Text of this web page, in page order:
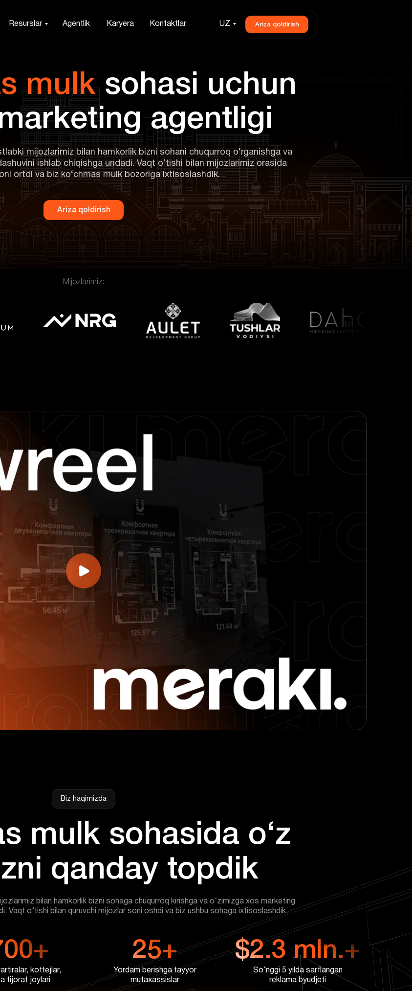
Resurslar Agentlik Karyera Kontaktlar UZ Ariza qoldirish
mijozlarimiz bilan hamkorlik bizni sohani chuqurroq o‘rganishga va
ishlab chiqishga undadi. Vaqt o‘tishi bilan mijozlarimiz orasida
ortdi va biz ko‘chmas mulk bozoriga ixtisoslashdik.
Ariza qoldirish
Mijozlarimiz:
Biz haqimizda
bilan hamkorlik bizni sohaga chuqurroq kirishga va o‘zimizga xos marketing
Vaqt o‘tishi bilan quruvchi mijozlar soni oshdi va biz ushbu sohaga ixtisoslashdik.
kottejlar,
tijorat joylari
25+
Yordam berishga tayyor
mutaxassislar
$2.3 mln.+
So‘nggi 5 yilda sarflangan
reklama byudjeti